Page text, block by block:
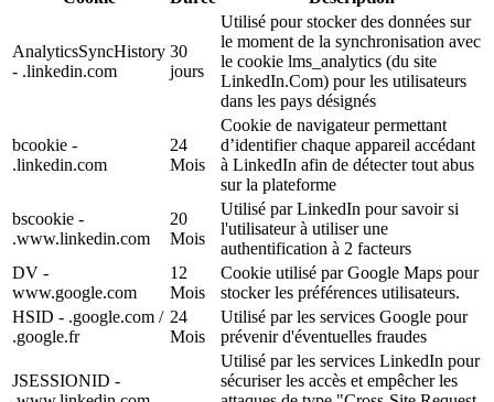
AnalyticsSyncHistory
- .linkedin.com
30
jours
Utilisé pour stocker des données sur
le moment de la synchronisation avec
le cookie lms_analytics (du site
LinkedIn.Com) pour les utilisateurs
dans les pays désignés
bcookie -
.linkedin.com
24
Mois
Cookie de navigateur permettant
d’identifier chaque appareil accédant
à LinkedIn afin de détecter tout abus
sur la plateforme
bscookie -
.www.linkedin.com
20
Mois
Utilisé par LinkedIn pour savoir si
l'utilisateur à utiliser une
authentification à 2 facteurs
DV -
www.google.com
12
Mois
Cookie utilisé par Google Maps pour
stocker les préférences utilisateurs.
HSID - .google.com /
.google.fr
24
Mois
Utilisé par les services Google pour
prévenir d'éventuelles fraudes
JSESSIONID -
Utilisé par les services LinkedIn pour
sécuriser les accès et empêcher les